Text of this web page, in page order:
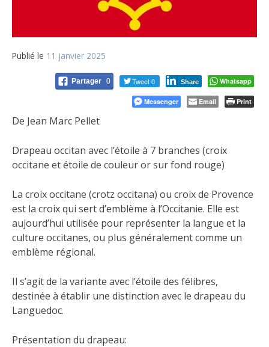
Publié le 11 janvier 2025
Partager 0 Tweet 0 Share Whatsapp
Messenger Email Print
De Jean Marc Pellet
Drapeau occitan avec l’étoile à 7 branches (croix
occitane et étoile de couleur or sur fond rouge)
La croix occitane (crotz occitana) ou croix de Provence
est la croix qui sert d’emblème à l’Occitanie. Elle est
aujourd’hui utilisée pour représenter la langue et la
culture occitanes, ou plus généralement comme un
emblème régional.
Il s’agit de la variante avec l’étoile des félibres,
destinée à établir une distinction avec le drapeau du
Languedoc.
Présentation du drapeau: